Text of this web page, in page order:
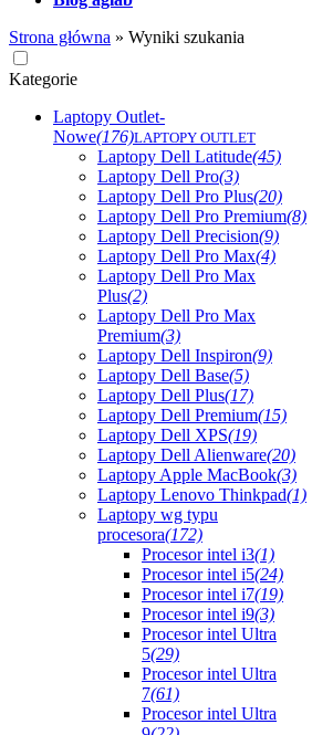
Strona główna » Wyniki szukania
Kategorie
Laptopy Outlet-
Nowe(176)LAPTOPY OUTLET
Laptopy Dell Latitude(45)
Laptopy Dell Pro(3)
Laptopy Dell Pro Plus(20)
Laptopy Dell Pro Premium(8)
Laptopy Dell Precision(9)
Laptopy Dell Pro Max(4)
Laptopy Dell Pro Max
Plus(2)
Laptopy Dell Pro Max
Premium(3)
Laptopy Dell Inspiron(9)
Laptopy Dell Base(5)
Laptopy Dell Plus(17)
Laptopy Dell Premium(15)
Laptopy Dell XPS(19)
Laptopy Dell Alienware(20)
Laptopy Apple MacBook(3)
Laptopy Lenovo Thinkpad(1)
Laptopy wg typu
procesora(172)
Procesor intel i3(1)
Procesor intel i5(24)
Procesor intel i7(19)
Procesor intel i9(3)
Procesor intel Ultra
5(29)
Procesor intel Ultra
7(61)
Procesor intel Ultra